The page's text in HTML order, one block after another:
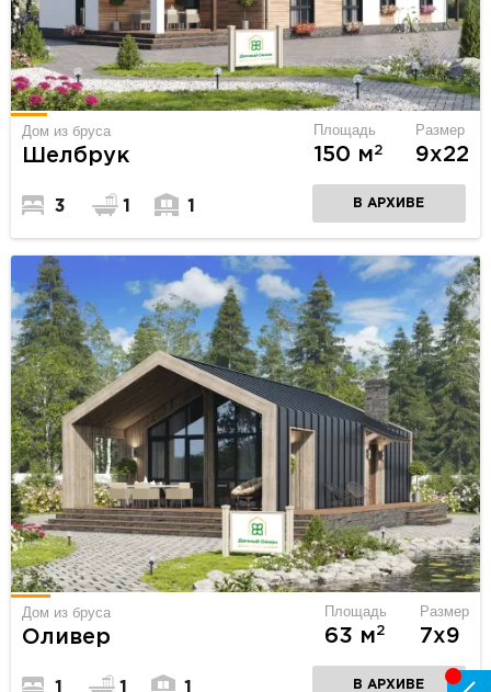
Дом из бруса
Шелбрук
Площадь
150 м2
Размер
9х22
3 1 1 В АРХИВЕ
Дом из бруса
Оливер
Площадь
63 м2
Размер
7х9
1 1 1 В АРХИВЕ